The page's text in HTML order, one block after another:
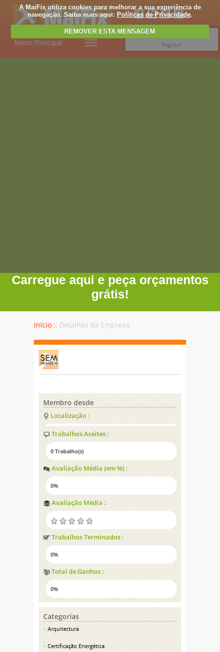
A MaiFix utiliza cookies para melhorar a sua experiência de
navegação. Saiba mais aqui: Políticas de Privacidade.
REMOVER ESTA MENSAGEM
Menu Principal
Registar
Carregue aqui e peça orçamentos
grátis!
Início :: Detalhes da Empresa
Membro desde
Localização :
Trabalhos Aceites :
0 Trabalho(s)
Avaliação Média (em %) :
0%
Avaliação Média :
Trabalhos Terminados :
0%
Total de Ganhos :
0%
Categorias
Arquitectura
Certificação Energética